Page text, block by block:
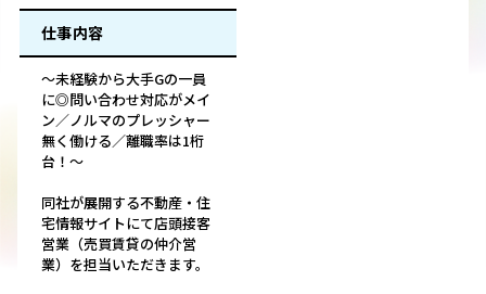
仕事内容
～未経験から大手Gの一員
に◎問い合わせ対応がメイ
ン／ノルマのプレッシャー
無く働ける／離職率は1桁
台！～
同社が展開する不動産・住
宅情報サイトにて店頭接客
営業（売買賃貸の仲介営
業）を担当いただきます。